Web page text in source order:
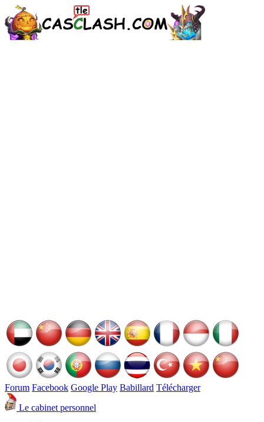
Forum Facebook Google Play Babillard Télécharger
Le cabinet personnel